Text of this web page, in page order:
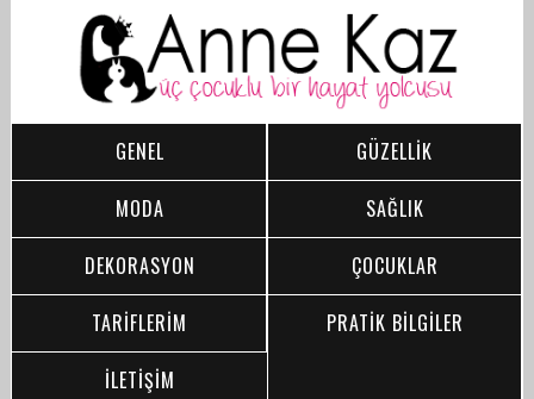
GENEL
GÜZELLİK
MODA
SAĞLIK
DEKORASYON
ÇOCUKLAR
TARİFLERİM
PRATİK BİLGİLER
İLETİŞİM